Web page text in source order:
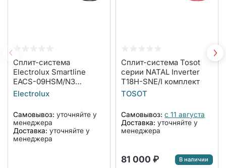
Сплит-система
Electrolux Smartline
EACS-09HSM/N3
комплект
Electrolux
Самовывоз: уточняйте у
менеджера
Доставка: уточняйте у
менеджера
Сплит-система Tosot
серии NATAL Inverter
T18H-SNE/I комплект
TOSOT
Самовывоз: с 11 августа
Доставка: уточняйте у
менеджера
81 000 ₽ В наличии